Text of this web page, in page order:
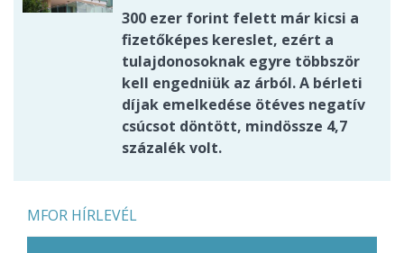
300 ezer forint felett már kicsi a
fizetőképes kereslet, ezért a
tulajdonosoknak egyre többször
kell engedniük az árból. A bérleti
díjak emelkedése ötéves negatív
csúcsot döntött, mindössze 4,7
százalék volt.
MFOR HÍRLEVÉL